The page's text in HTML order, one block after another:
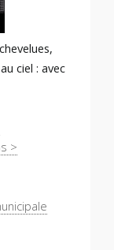
ciel : avec
>